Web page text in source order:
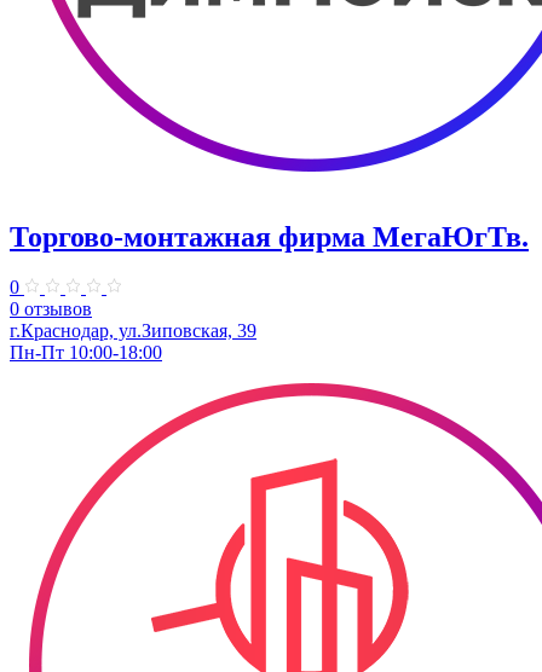
Торгово-монтажная фирма МегаЮгТв.
0
0 отзывов
г.Краснодар, ул.Зиповская, 39
Пн-Пт 10:00-18:00